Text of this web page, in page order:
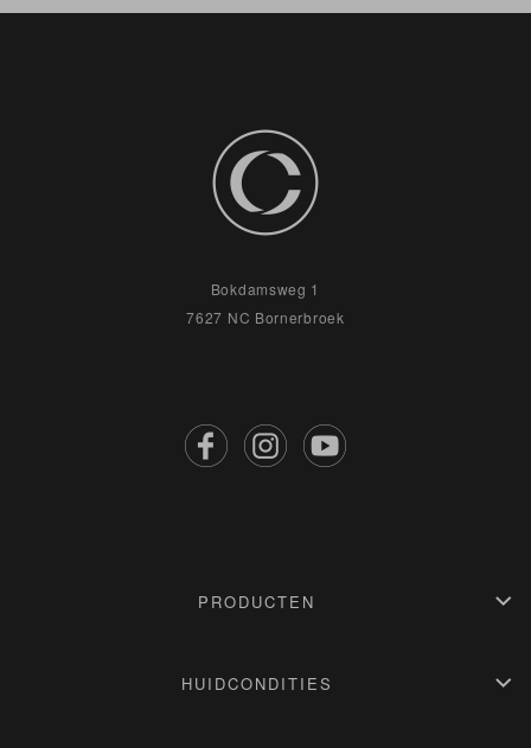
Bokdamsweg 1
7627 NC Bornerbroek
PRODUCTEN
Stap 2: Dieptereiniging
HUIDCONDITIES